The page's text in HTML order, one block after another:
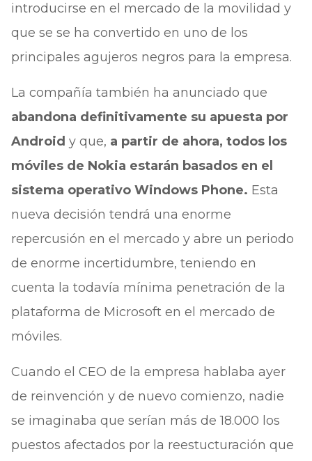
introducirse en el mercado de la movilidad y
que se se ha convertido en uno de los
principales agujeros negros para la empresa.
La compañía también ha anunciado que
abandona definitivamente su apuesta por
Android y que, a partir de ahora, todos los
móviles de Nokia estarán basados en el
sistema operativo Windows Phone. Esta
nueva decisión tendrá una enorme
repercusión en el mercado y abre un periodo
de enorme incertidumbre, teniendo en
cuenta la todavía mínima penetración de la
plataforma de Microsoft en el mercado de
móviles.
Cuando el CEO de la empresa hablaba ayer
de reinvención y de nuevo comienzo, nadie
se imaginaba que serían más de 18.000 los
puestos afectados por la reestucturación que